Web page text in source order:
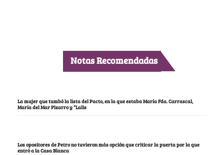
Notas Recomendadas
La mujer que tumbó la lista del Pacto, en la que estaba María Fda. Carrascal,
María del Mar Pizarro y “Lalis
Los opositores de Petro no tuvieron más opción que criticar la puerta por la que
entró a la Casa Blanca